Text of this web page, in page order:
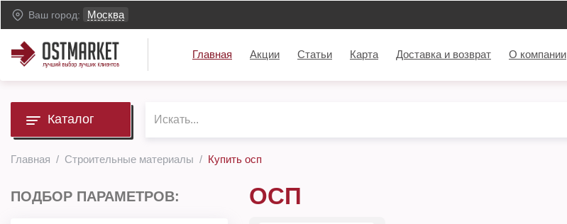
Ваш город: Москва
Главная Акции Статьи Карта Доставка и возврат О компании
Каталог
Главная Строительные материалы Купить осп
ПОДБОР ПАРАМЕТРОВ: ОСП